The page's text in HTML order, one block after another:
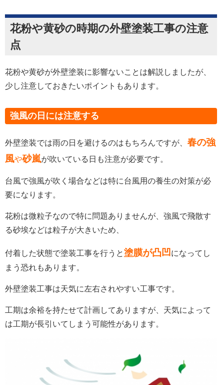
花粉や黄砂の時期の外壁塗装工事の注意
点
花粉や黄砂が外壁塗装に影響ないことは解説しましたが、
少し注意しておきたいポイントもあります。
強風の日には注意する
外壁塗装では雨の日を避けるのはもちろんですが
春の強
風や砂嵐が吹いている日も注意が必要です。
台風で強風が吹く場合などは特に台風用の養生の対策が必
要になります。
花粉は微粒子なので特に問題ありませんが、強風で飛散す
る砂埃などは粒子が大きいため、
付着した状態で塗装工事を行うと塗膜が凸凹 になってし
まう恐れもあります。
外壁塗装工事は天気に左右されやすい工事です。
工期は余裕を持たせて計画してありますが、天気によって
は工期が長引いてしまう可能性があります。